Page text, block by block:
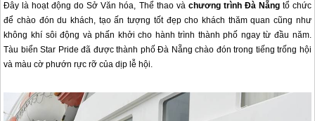
Đây là hoạt động do Sở Văn hóa, Thể thao và chương trình Đà Nẵngtổ chức
để chào đón du khách, tạo ấn tượng tốt đẹp cho khách thăm quan cũng như
không khí sôi động và phấn khởi cho hành trình thành phố ngay từ đầu năm.
Tàu biển Star Pride đã được thành phốĐà Nẵng chào đón trong tiếng trống hội
và màu cờ phướn rực rỡ của dịp lễ hội.